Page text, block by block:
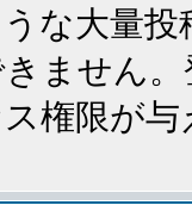
な大量
ません
権限が